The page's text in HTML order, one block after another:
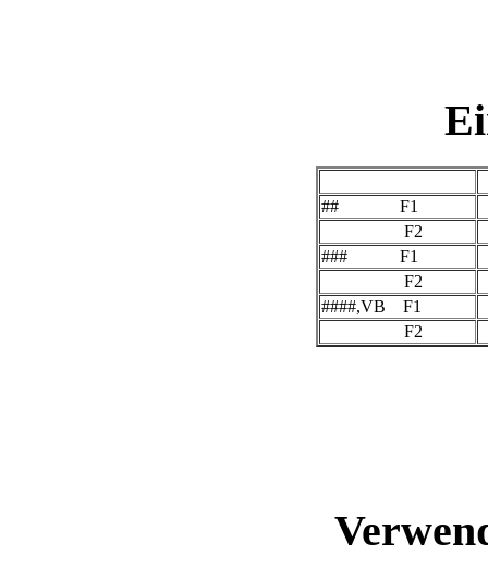
## F1
F2
### F1
F2
####,VB F1
F2